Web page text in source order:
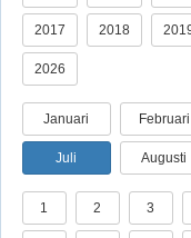
2017 2018
2026
Januari Februari
Juli Augusti
1 2 3